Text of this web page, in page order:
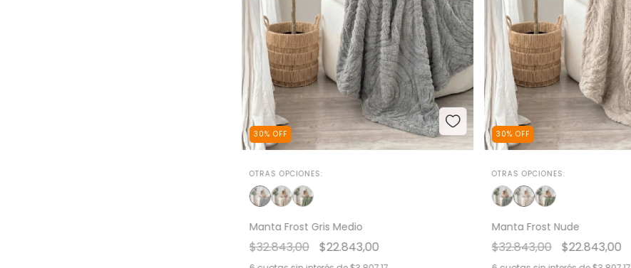
30% OFF
OTRAS OPCIONES:
Manta Frost Gris Medio
$32.843,00 $22.843,00
30% OFF
OTRAS OPCIONES:
Manta Frost Nude
$32.843,00 $22.843,00